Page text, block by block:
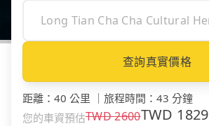
查詢真實價格
距離 ： 40 公里 旅程時間 ： 43 分鐘
您的車資預估TWD2600TWD 1829